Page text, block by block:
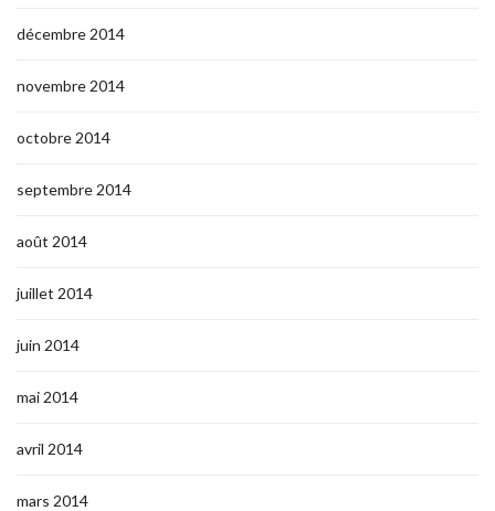
décembre 2014
novembre 2014
octobre 2014
septembre 2014
août 2014
juillet 2014
juin 2014
mai 2014
avril 2014
mars 2014